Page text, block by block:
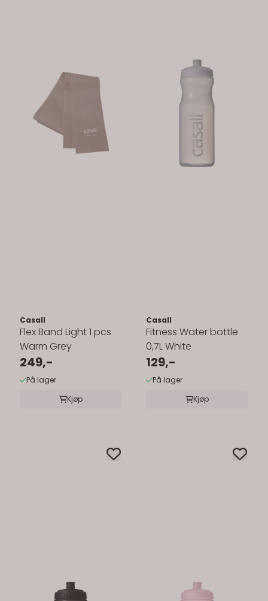
Casall
Flex Band Light 1 pcs
Warm Grey
249,-
På lager
Kjøp
Casall
Fitness Water bottle
0,7L White
129,-
På lager
Kjøp